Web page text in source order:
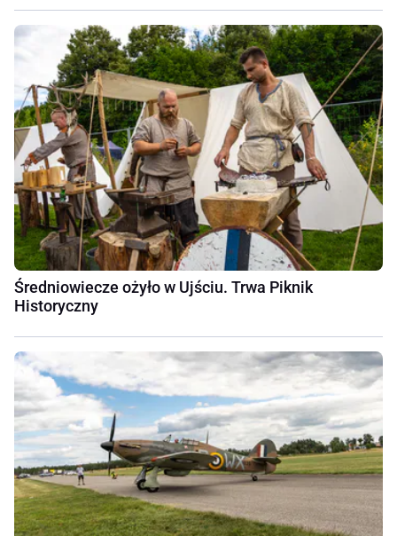
Średniowiecze ożyło w Ujściu. Trwa Piknik
Historyczny